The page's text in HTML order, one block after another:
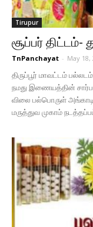
Tirupur
சூப்பர் திட்டம்-
TnPanchayat - May 18,
திருப்பூர் மாவட்டம்
நமது இணையத்தின்
விலை பல்பொருள்
மருத்துவ முகாம்